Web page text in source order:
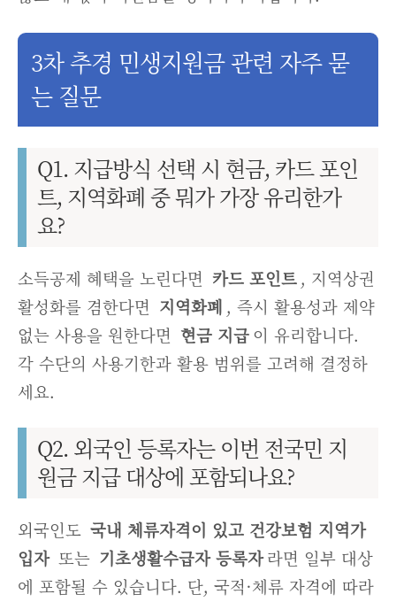
3차 추경 민생지원금 관련 자주 묻
는 질문
Q1. 지급방식 선택 시 현금, 카드 포인
트, 지역화폐 중 뭐가 가장 유리한가
요?
소득공제 혜택을 노린다면 카드 포인트, 지역상권
활성화를 겸한다면 지역화폐 , 즉시 활용성과 제약
없는 사용을 원한다면 현금 지급 이 유리합니다.
각 수단의 사용기한과 활용 범위를 고려해 결정하
세요.
Q2. 외국인 등록자는 이번 전국민 지
원금 지급 대상에 포함되나요?
외국인도 국내 체류자격이 있고 건강보험 지역가
입자 또는 기초생활수급자 등록자라면 일부 대상
에 포함될 수 있습니다. 단, 국적·체류 자격에 따라